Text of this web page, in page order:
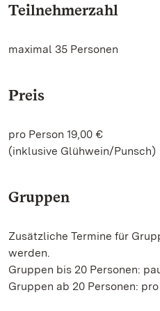
Teilnehmerzahl
maximal 35 Personen
Preis
pro Person 19,00 €
(inklusive Glühwein/Punsch)
Gruppen
Zusätzliche Termine für
werden.
Gruppen bis 20 Personen:
Gruppen ab 20 Personen: